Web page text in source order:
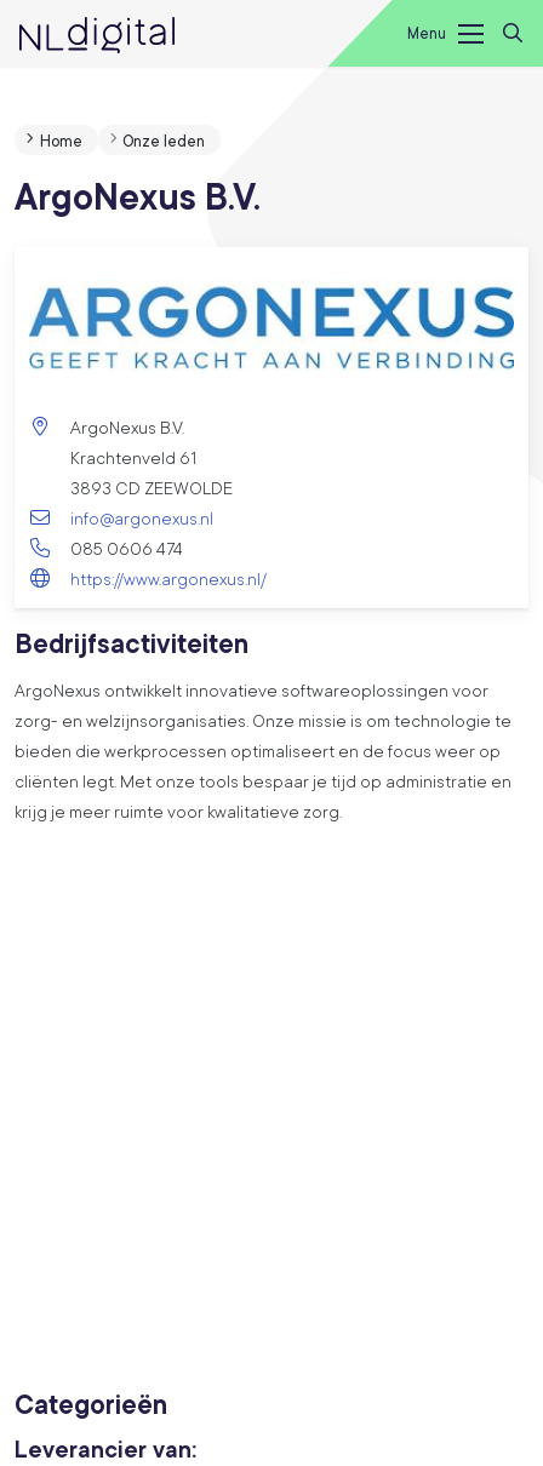
Menu
Home Onze leden
ArgoNexus B.V.
ArgoNexus B.V.
Krachtenveld 61
3893 CD ZEEWOLDE
info@argonexus.nl
085 0606 474
https://www.argonexus.nl/
Bedrijfsactiviteiten
ArgoNexus ontwikkelt innovatieve softwareoplossingen voor
zorg- en welzijnsorganisaties. Onze missie is om technologie te
bieden die werkprocessen optimaliseert en de focus weer op
cliënten legt. Met onze tools bespaar je tijd op administratie en
krijg je meer ruimte voor kwalitatieve zorg.
Categorieën
Leverancier van: